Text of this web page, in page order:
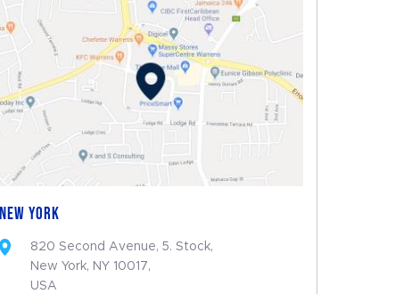
NEW YORK
820 Second Avenue, 5. Stock,
New York, NY 10017,
USA